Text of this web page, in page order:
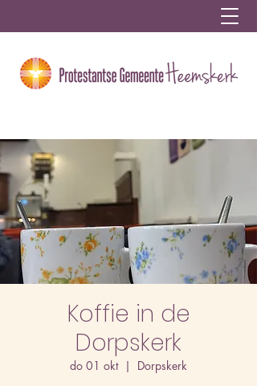
Koffie in de
Dorpskerk
do 01 okt
  |
Dorpskerk